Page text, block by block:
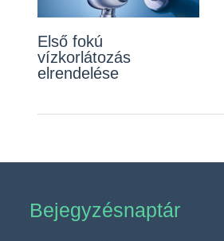
Első fokú
vízkorlátozás
elrendelése
Bejegyzésnaptár